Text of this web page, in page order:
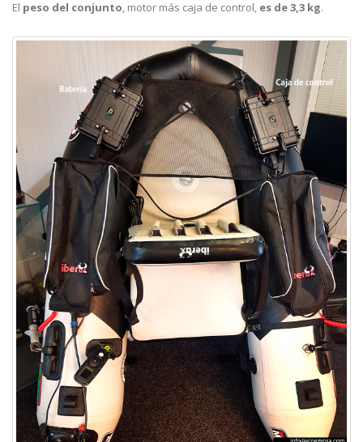
El peso del conjunto, motor más caja de control, es de 3,3 kg.